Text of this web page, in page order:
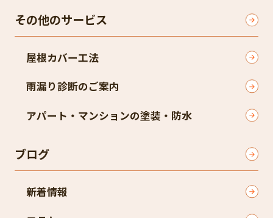
その他のサービス
屋根カバー工法
雨漏り診断のご案内
アパート・マンションの塗装・防水
ブログ
新着情報